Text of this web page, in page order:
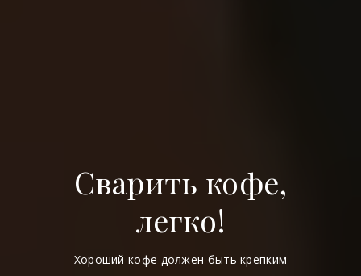
Сварить кофе,
легко!
Хороший кофе должен быть крепким